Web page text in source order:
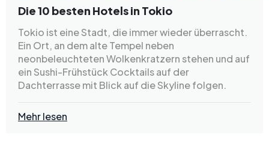
Die 10 besten Hotels in Tokio
Tokio ist eine Stadt, die immer wieder überrascht.
Ein Ort, an dem alte Tempel neben
neonbeleuchteten Wolkenkratzern stehen und auf
ein Sushi-Frühstück Cocktails auf der
Dachterrasse mit Blick auf die Skyline folgen.
Mehr lesen